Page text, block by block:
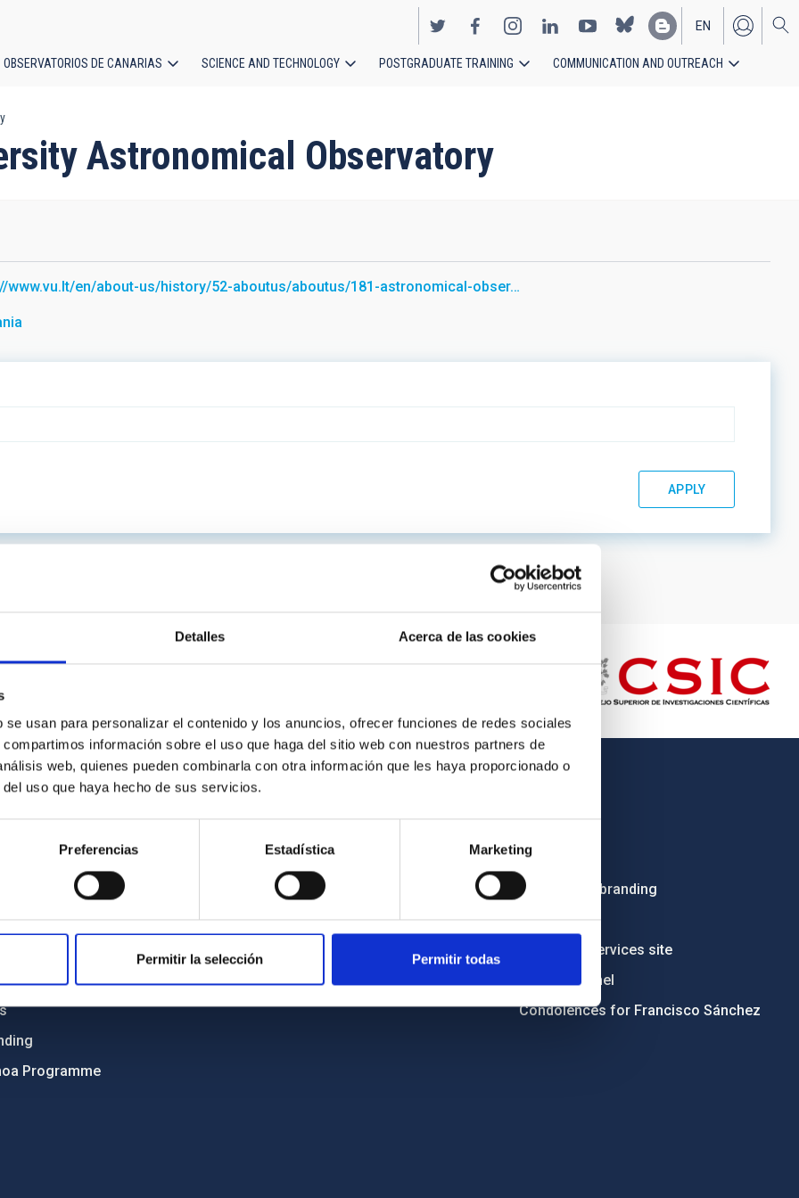
Detalles Acerca de las cookies
usan para personalizar el contenido y los anuncios, ofrecer funciones de redes sociales
información sobre el uso que haga del sitio web con nuestros partners de
web, quienes pueden combinarla con otra información que les haya proporcionado o
uso que haya hecho de sus servicios.
Preferencias Estadística Marketing
Permitir la selección Permitir todas
EN
ES
OBSERVATORIOS DE CANARIAS SCIENCE AND TECHNOLOGY POSTGRADUATE TRAINING COMMUNICATION AND OUTREACH
Astronomical Observatory
www.vu.lt/en/about-us/history/52-aboutus/aboutus/181-astronomical-obser…
and anti-fraud policy
and diversity
Programme
IAC PORTAL
Privacy policy
Legal notice
Cookies policy
Accessibility
Tenders
Institutional branding
RSS
Electronic services site
Ethics channel
Condolences for Francisco Sánchez